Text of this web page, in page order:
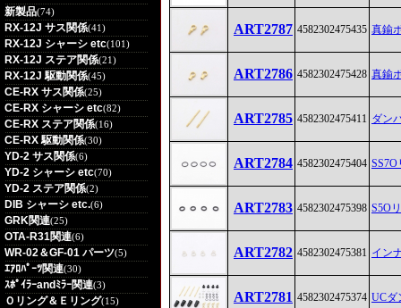
新製品(74)
RX-12J サス関係(41)
RX-12J シャーシ etc(101)
RX-12J ステア関係(21)
RX-12J 駆動関係(45)
CE-RX サス関係(25)
CE-RX シャーシ etc(82)
CE-RX ステア関係(16)
CE-RX 駆動関係(30)
YD-2 サス関係(6)
YD-2 シャーシ etc(70)
YD-2 ステア関係(2)
DIB シャーシ etc.(6)
GRK関連(25)
OTA-R31関連(6)
WR-02＆GF-01 パーツ(5)
ｴｱﾛﾊﾟｰﾂ関連(30)
ｽﾎﾟｲﾗｰandﾐﾗｰ関連(3)
Ｏリング＆Ｅリング(15)
ART2787 4582302475435 真鍮
ART2786 4582302475428 真鍮
ART2785 4582302475411 ダン
ART2784 4582302475404
ART2783 4582302475398 S5O
ART2782 4582302475381 イン
ART2781 4582302475374 UCダ